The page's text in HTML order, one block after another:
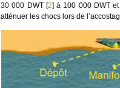
30 000 DWT[2] à 100 000 DWT
atténuer les chocs lors de